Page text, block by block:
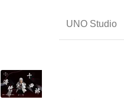
UNO Studio